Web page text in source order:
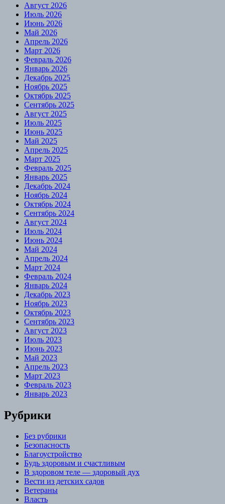
Август 2026
Июль 2026
Июнь 2026
Май 2026
Апрель 2026
Март 2026
Февраль 2026
Январь 2026
Декабрь 2025
Ноябрь 2025
Октябрь 2025
Сентябрь 2025
Август 2025
Июль 2025
Июнь 2025
Май 2025
Апрель 2025
Март 2025
Февраль 2025
Январь 2025
Декабрь 2024
Ноябрь 2024
Октябрь 2024
Сентябрь 2024
Август 2024
Июль 2024
Июнь 2024
Май 2024
Апрель 2024
Март 2024
Февраль 2024
Январь 2024
Декабрь 2023
Ноябрь 2023
Октябрь 2023
Сентябрь 2023
Август 2023
Июль 2023
Июнь 2023
Май 2023
Апрель 2023
Март 2023
Февраль 2023
Январь 2023
Рубрики
Без рубрики
Безопасность
Благоустройство
Будь здоровым и счастливым
В здоровом теле — здоровый дух
Вести из детских садов
Ветераны
Власть